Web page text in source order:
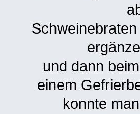
und dann
einem
konnte